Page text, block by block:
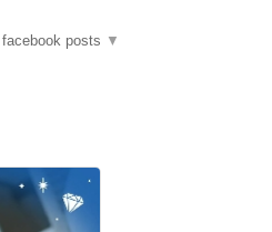
posts ▼